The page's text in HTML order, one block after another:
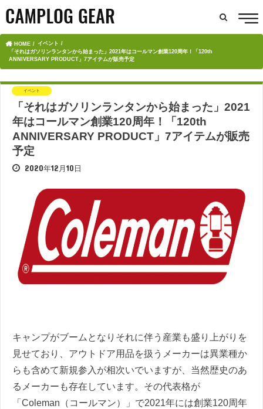
HOME
イベント
「それはガソリンランタンから始まった」2021年はコールマン創業120周年！「120th
ANNIVERSARY PRODUCT」7アイテムが販売予定
イベント
「それはガソリンランタンから始まった」2021
年はコールマン創業120周年！「120th
ANNIVERSARY PRODUCT」7アイテムが販売
予定
2020年12月10日
キャンプがブームとなりそれに伴う産業も盛り上がりを
見せており、アウトドア用品を扱うメーカーは異業種か
らも含めて新規参入が相次いでいますが、当然歴史のあ
るメーカーも存在しています。その代表格が
「Coleman（コールマン）」で2021年には創業120周年